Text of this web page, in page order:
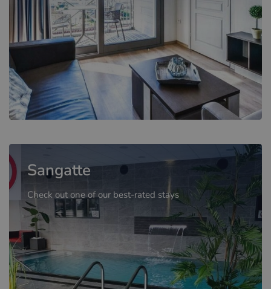
Sangatte
Check out one of our best-rated stays